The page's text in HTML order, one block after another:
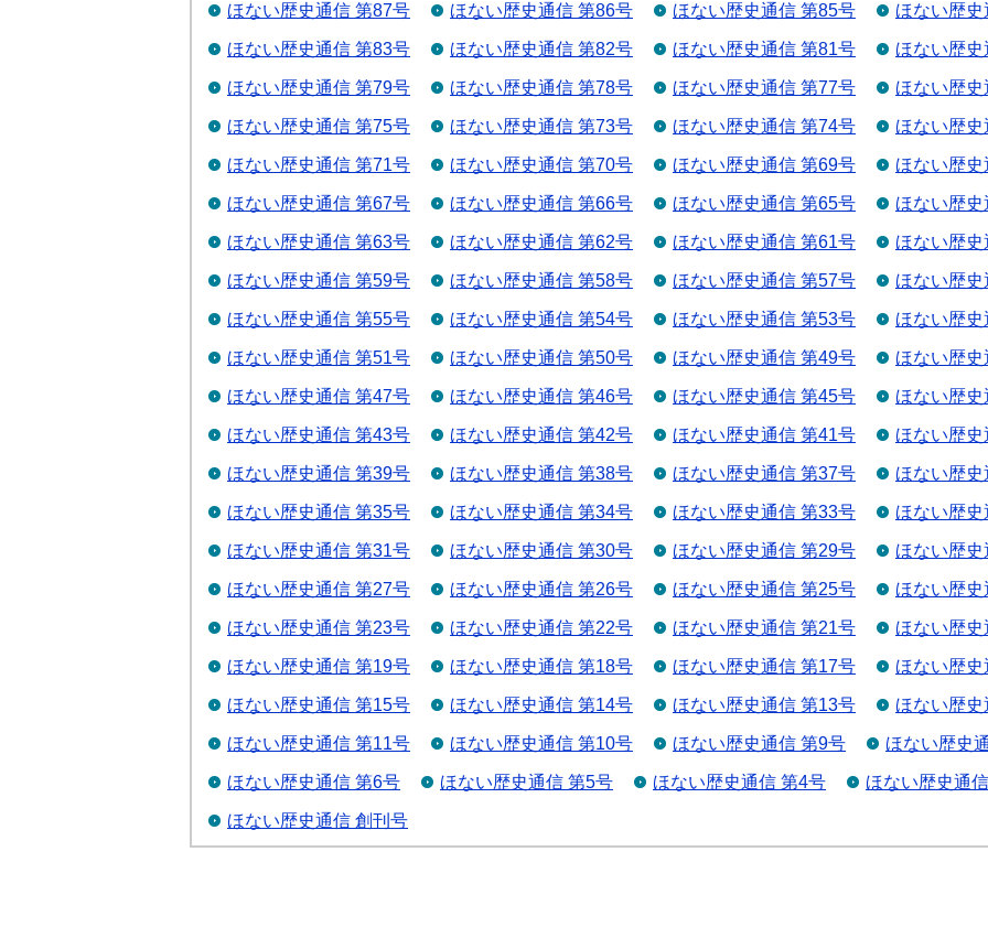
ほない歴史通信 第87号 ほない歴史通信 第86号 ほない歴史通信 第85号 ほない歴
ほない歴史通信 第83号 ほない歴史通信 第82号 ほない歴史通信 第81号 ほない歴
ほない歴史通信 第79号 ほない歴史通信 第78号 ほない歴史通信 第77号 ほない歴
ほない歴史通信 第75号 ほない歴史通信 第73号 ほない歴史通信 第74号 ほない歴
ほない歴史通信 第71号 ほない歴史通信 第70号 ほない歴史通信 第69号 ほない歴
ほない歴史通信 第67号 ほない歴史通信 第66号 ほない歴史通信 第65号 ほない歴
ほない歴史通信 第63号 ほない歴史通信 第62号 ほない歴史通信 第61号 ほない歴
ほない歴史通信 第59号 ほない歴史通信 第58号 ほない歴史通信 第57号 ほない歴
ほない歴史通信 第55号 ほない歴史通信 第54号 ほない歴史通信 第53号 ほない歴
ほない歴史通信 第51号 ほない歴史通信 第50号 ほない歴史通信 第49号 ほない歴
ほない歴史通信 第47号 ほない歴史通信 第46号 ほない歴史通信 第45号 ほない歴
ほない歴史通信 第43号 ほない歴史通信 第42号 ほない歴史通信 第41号 ほない歴
ほない歴史通信 第39号 ほない歴史通信 第38号 ほない歴史通信 第37号 ほない歴
ほない歴史通信 第35号 ほない歴史通信 第34号 ほない歴史通信 第33号 ほない歴
ほない歴史通信 第31号 ほない歴史通信 第30号 ほない歴史通信 第29号 ほない歴
ほない歴史通信 第27号 ほない歴史通信 第26号 ほない歴史通信 第25号 ほない歴
ほない歴史通信 第23号 ほない歴史通信 第22号 ほない歴史通信 第21号 ほない歴
ほない歴史通信 第19号 ほない歴史通信 第18号 ほない歴史通信 第17号 ほない歴
ほない歴史通信 第15号 ほない歴史通信 第14号 ほない歴史通信 第13号 ほない歴
ほない歴史通信 第11号 ほない歴史通信 第10号 ほない歴史通信 第9号 ほない歴史
ほない歴史通信 第6号 ほない歴史通信 第5号 ほない歴史通信 第4号 ほない歴史通
ほない歴史通信 創刊号